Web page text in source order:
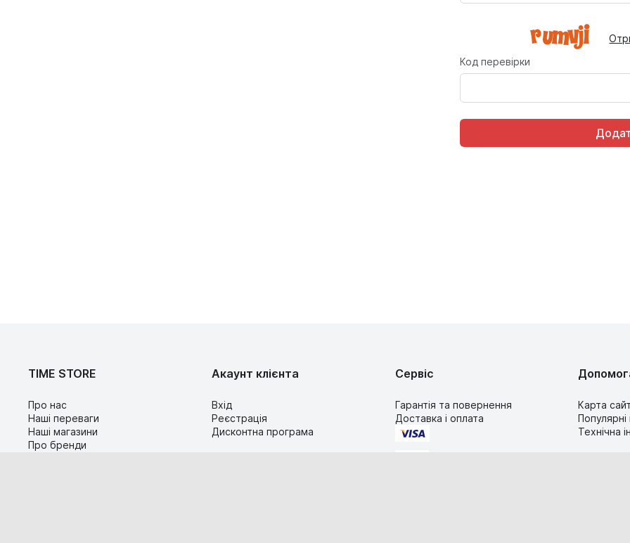
Код перевірки
TIME STORE
Про нас
Наші переваги
Наші магазини
Про бренди
Акаунт клієнта
Вхід
Реєстрація
Дисконтна програма
Сервіс
Гарантія та повернення
Доставка і оплата
Карта
Популярні
Технічна